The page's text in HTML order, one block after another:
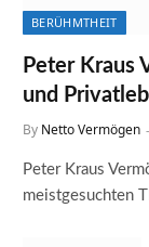
BERÜHMTHEIT
Peter Kraus
und
By Netto Vermögen
Peter Kraus
meistgesuchten